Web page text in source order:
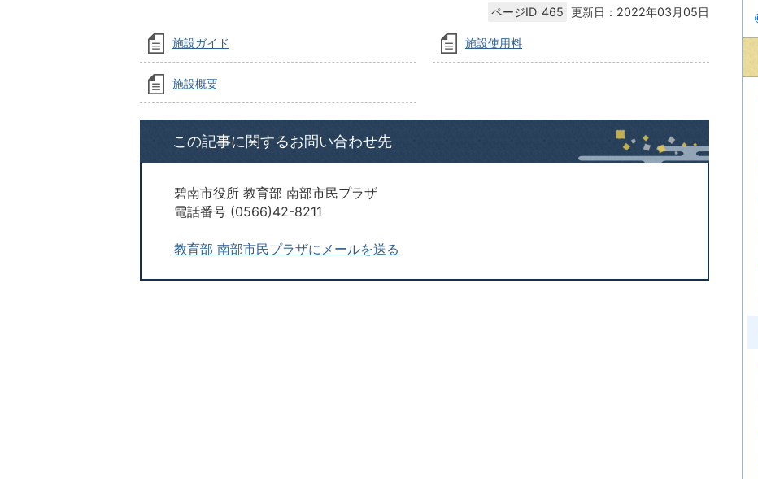
ページID 465 更新日：2022年03月05日
施設ガイド 施設使用料
施設概要
この記事に関するお問い合わせ先
碧南市役所 教育部 南部市民プラザ
電話番号 (0566)42-8211
教育部 南部市民プラザにメールを送る